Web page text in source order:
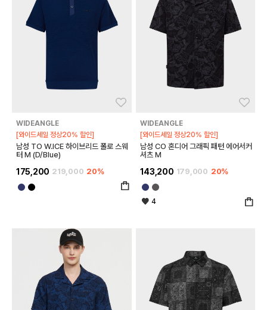
WIDEANGLE
[와이드세일 정상20% 할인]
남성 TO W.ICE 하이브리드 폴로 스웨
터 M (D/Blue)
175,200 219,000 20%
WIDEANGLE
[와이드세일 정상20% 할인]
남성 CO 혼디어 그래픽 패턴 에어서커
셔츠 M
143,200 179,000 20%
4